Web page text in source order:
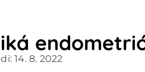
14. 8. 2022